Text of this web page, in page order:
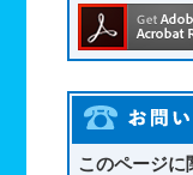
このページに